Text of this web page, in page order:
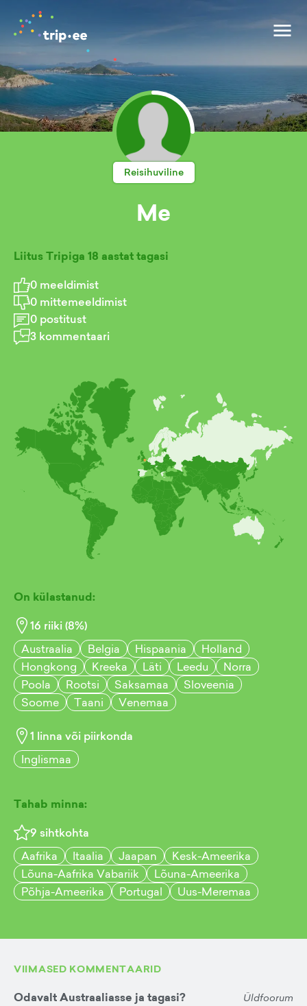
Reisihuviline
Me
Liitus Tripiga 18 aastat tagasi
0 meeldimist
0 mittemeeldimist
0 postitust
3 kommentaari
On külastanud:
16 riiki (8%)
Austraalia
Belgia Hispaania
Holland
Hongkong
Kreeka Läti Leedu
Norra
Poola
Rootsi Saksamaa
Sloveenia
Soome
Taani Venemaa
1 linna või piirkonda
Inglismaa
Tahab minna:
9 sihtkohta
Aafrika
Itaalia Jaapan
Kesk-Ameerika
Lõuna-Aafrika Vabariik
Lõuna-Ameerika
Põhja-Ameerika
Portugal Uus-Meremaa
VIIMASED KOMMENTAARID
Odavalt Austraaliasse ja tagasi? Üldfoorum